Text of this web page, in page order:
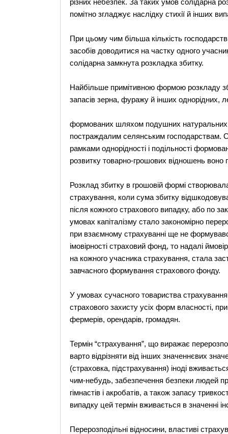
різних небезпек. За таких умов солідарна
помітно згладжує наслідку стихії й інших
При цьому чим більша кількість
засобів доводитися на частку одного
солідарна замкнута розкладка збитку.
Найбільше примітивною формою розкладу
запасів зерна, фуражу й інших однорідних,
формованих шляхом подушних натуральних
постраждалим селянським господарствам.
рамками однорідності і подільності
розвитку товарно-грошових відношень
Розклад збитку в грошовій формі
страхування, коли сума збитку
після кожного страхового випадку, або по
умовах капіталізму стало закономірно
при взаємному страхуванні ще не
імовірності страховий фонд, то надалі
на кожного учасника страхування, стала
завчасного формування страхового фонду.
У умовах сучасного товариства
страхового захисту усіх форм власності,
фермерів, орендарів, громадян.
Термін “страхування”, що виражає
варто відрізняти від інших значеннєвих
(страховка, підстрахування) іноді
чим-небудь, забезпечення безпеки людей
гімнастів і акробатів, а також запасу
випадку цей термін вживається в значенні
Перерозподільні відносини, властиві